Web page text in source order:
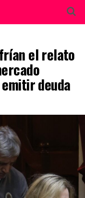
el relato
deuda